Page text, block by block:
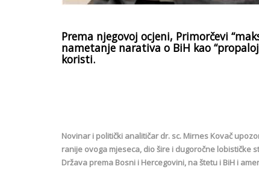
Prema njegovoj ocjeni, Primorčevi
nametanje narativa o BiH kao
koristi.
Novinar i politički analitičar dr. sc. Mirnes Kovač
ranije ovoga mjeseca, dio šire i dugoročne lobističke
Država prema Bosni i Hercegovini, na štetu i BiH i